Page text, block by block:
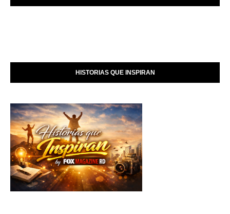
HISTORIAS QUE INSPIRAN